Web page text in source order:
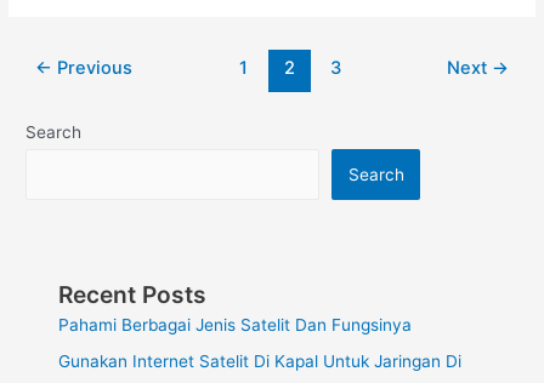
← Previous 1 2 3 Next →
Search
Search
Recent Posts
Pahami Berbagai Jenis Satelit Dan Fungsinya
Gunakan Internet Satelit Di Kapal Untuk Jaringan Di